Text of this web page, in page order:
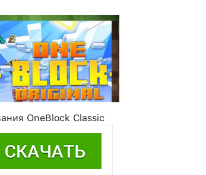
OneBlock Classic